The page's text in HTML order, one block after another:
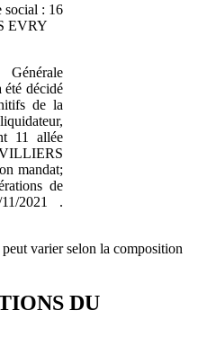
social : 16
EVRY
décidé
de la
11 allée
mandat;
de
2021 .
varier selon la composition
DU